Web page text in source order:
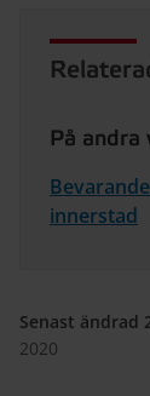
På
innerstad
Senast ändrad
2020